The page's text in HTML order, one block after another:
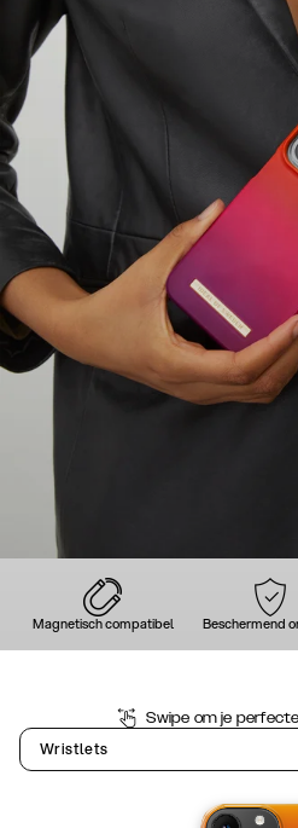
Magnetisch compatibel Beschermend
Swipe om je
Wristlets